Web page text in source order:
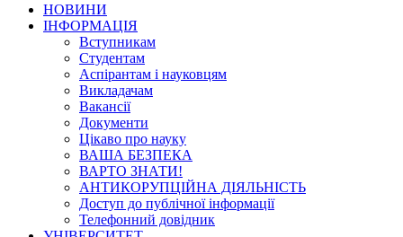
НОВИНИ
ІНФОРМАЦІЯ
Вступникам
Студентам
Аспірантам і науковцям
Викладачам
Вакансії
Документи
Цікаво про науку
ВАША БЕЗПЕКА
ВАРТО ЗНАТИ!
АНТИКОРУПЦІЙНА ДІЯЛЬНІСТЬ
Доступ до публічної інформації
Телефонний довідник